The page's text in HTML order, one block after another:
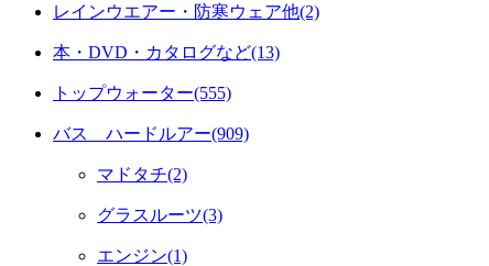
レインウエアー・防寒ウェア他(2)
本・DVD・カタログなど(13)
トップウォーター(555)
バス ハードルアー(909)
マドタチ(2)
グラスルーツ(3)
エンジン(1)